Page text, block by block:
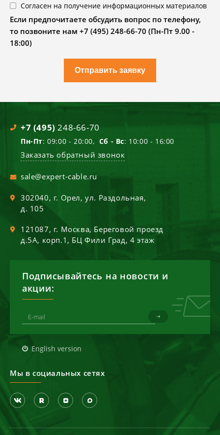
Согласен на получение информационных материалов
Если предпочитаете обсудить вопрос по телефону,
то позвоните нам +7 (495) 248-66-70 (Пн-Пт 9.00 -
18:00)
Отправить заявку
+7 (495) 248-66-70
Пн-Пт: 09:00 - 20:00, Сб - Вс: 10:00 - 16:00
Заказать обратный звонок
sale@expert-cable.ru
302040, г. Орел,ул. Раздольная,
д. 105
121087, г. Москва, Береговой проезд
д.5А, корп.1, БЦ Фили Град, 4 этаж
Подписывайтесь на новости и
акции:
English version
Мы в социальных сетях